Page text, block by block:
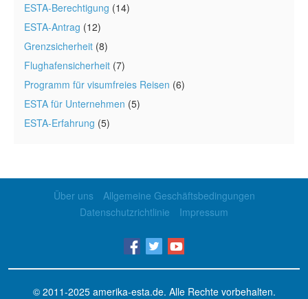
ESTA-Berechtigung (14)
ESTA-Antrag (12)
Grenzsicherheit (8)
Flughafensicherheit (7)
Programm für visumfreies Reisen (6)
ESTA für Unternehmen (5)
ESTA-Erfahrung (5)
Über uns
Allgemeine Geschäftsbedingungen
Datenschutzrichtlinie
Impressum
© 2011-2025 amerika-esta.de. Alle Rechte vorbehalten.